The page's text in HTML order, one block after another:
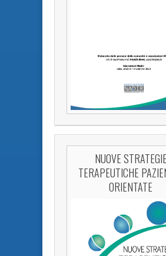
NUOVE STRATEGIE
TERAPEUTICHE
ORIENTATE